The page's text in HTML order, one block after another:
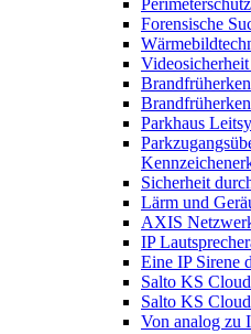
Perimeterschutz
Forensische
Parkhaus
Sicherheit
Lärm und
AXIS
IP
Eine IP Sirene
Salto KS
Salto KS
Von analog zu